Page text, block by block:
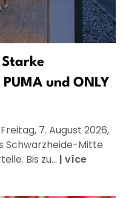
und ONLY
7. August 2026,
Schwarzheide-Mitte
Bis zu... | více